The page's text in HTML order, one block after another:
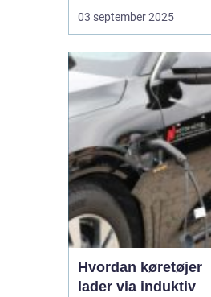
og komfortabel måde.
Når du besøger
campingvognen, kan
både have dit eget lille
hjem med og samtidig
være tæt på ...
03 september 2025
Hvordan køretøjer
lader via induktiv